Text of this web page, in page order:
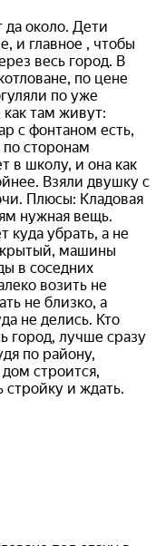
около. Дети
и главное , чтобы
весь город. В
по цене
по уже
там живут:
с фонтаном есть,
по сторонам
в школу, и она как
Взяли двушку с
Плюсы: Кладовая
нужная вещь.
куда убрать, а не
машины
в соседних
возить не
не близко, а
не делись. Кто
город, лучше сразу
по району,
строится,
стройку и ждать.